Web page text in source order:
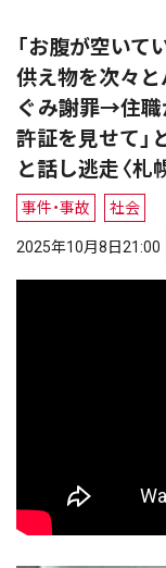
「お腹が空い
供え物を次々
ぐみ謝罪→住職
許証を見せて」
と話し逃走〈札
事件・事故 社会
2025年10月8日21:00